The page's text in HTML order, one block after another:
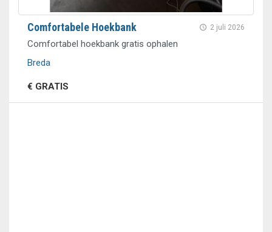
2 juli 2026
Comfortabele Hoekbank
Comfortabel hoekbank gratis ophalen
Breda
€ GRATIS